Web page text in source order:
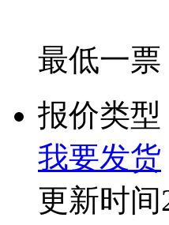
最低一票
报价类型
我要发货
更新时间